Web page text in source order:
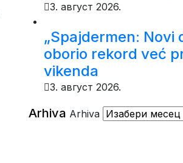
3. август 2026.
„Spajdermen: Novi
oborio rekord već
vikenda
3. август 2026.
Arhiva Arhiva